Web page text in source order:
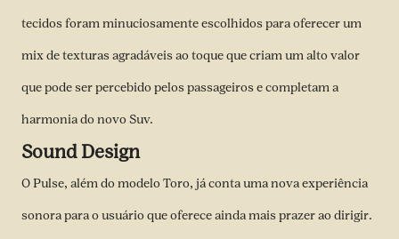
tecidos foram minuciosamente escolhidos para oferecer um
mix de texturas agradáveis ao toque que criam um alto valor
que pode ser percebido pelos passageiros e completam a
harmonia do novo Suv.
Sound Design
O Pulse, além do modelo Toro, já conta uma nova experiência
sonora para o usuário que oferece ainda mais prazer ao dirigir.